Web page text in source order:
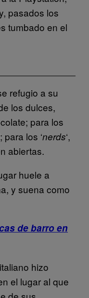
pasados los
tumbado en el
refugio a su
los dulces,
para los
los ‘nerds‘,
abiertas.
huele a
y suena como
de barro en
hizo
el lugar al que